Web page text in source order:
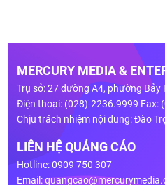
MERCURY MEDIA &
Trụ sở: 27 đường A4, phường Bảy
Điện thoại: (028)-2236.9999 Fax:
Chịu trách nhiệm nội dung: Đào
LIÊN HỆ QUẢNG CÁO
Hotline: 0909 750 307
Email: